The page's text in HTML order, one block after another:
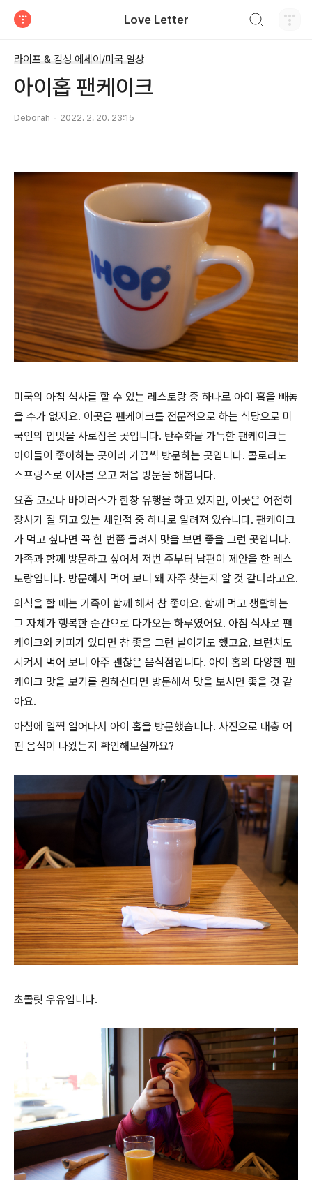
Love Letter
라이프 & 감성 에세이/미국 일상
아이홉 팬케이크
Deborah 2022. 2. 20. 23:15
미국의 아침 식사를 할 수 있는 레스토랑 중 하나로 아이 홉을 빼놓
을 수가 없지요. 이곳은 팬케이크를 전문적으로 하는 식당으로 미
국인의 입맛을 사로잡은 곳입니다. 탄수화물 가득한 팬케이크는
아이들이 좋아하는 곳이라 가끔씩 방문하는 곳입니다. 콜로라도
스프링스로 이사를 오고 처음 방문을 해봅니다.
요즘 코로나 바이러스가 한창 유행을 하고 있지만, 이곳은 여전히
장사가 잘 되고 있는 체인점 중 하나로 알려져 있습니다. 팬케이크
가 먹고 싶다면 꼭 한 번쯤 들려서 맛을 보면 좋을 그런 곳입니다.
가족과 함께 방문하고 싶어서 저번 주부터 남편이 제안을 한 레스
토랑입니다. 방문해서 먹어 보니 왜 자주 찾는지 알 것 같더라고요.
외식을 할 때는 가족이 함께 해서 참 좋아요. 함께 먹고 생활하는
그 자체가 행복한 순간으로 다가오는 하루였어요. 아침 식사로 팬
케이크와 커피가 있다면 참 좋을 그런 날이기도 했고요. 브런치도
시켜서 먹어 보니 아주 괜찮은 음식점입니다. 아이 홉의 다양한 팬
케이크 맛을 보기를 원하신다면 방문해서 맛을 보시면 좋을 것 같
아요.
아침에 일찍 일어나서 아이 홉을 방문했습니다. 사진으로 대충 어
떤 음식이 나왔는지 확인해보실까요?
초콜릿 우유입니다.